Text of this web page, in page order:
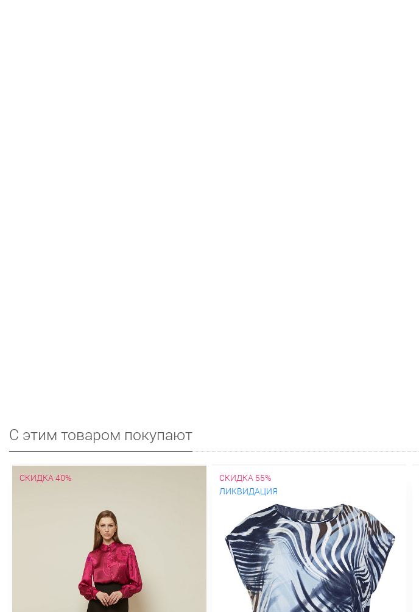
С этим товаром покупают
СКИДКА 40%
СКИДКА 55%
ЛИКВИДАЦИЯ